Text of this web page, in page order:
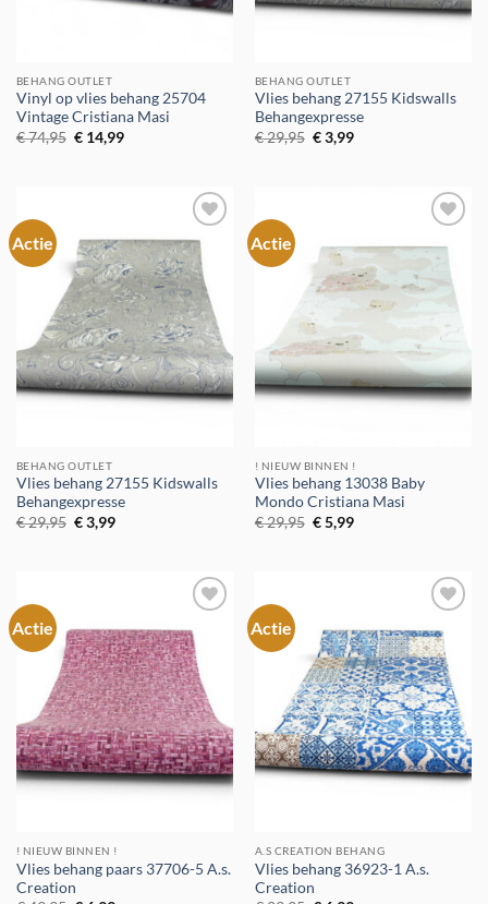
BEHANG OUTLET
Vinyl op vlies behang 25704
Vintage Cristiana Masi
€74,95 Oorspronkelijke
€14,99Huidige
BEHANG OUTLET
Vlies behang 27155 Kidswalls
Behangexpresse
€29,95 Oorspronkelijke
prijs
€3,99Huidige
Actie
Toevoegen
aan
verlanglijst
BEHANG OUTLET
Vlies behang 27155 Kidswalls
Behangexpresse
€29,95 Oorspronkelijke
prijs
€3,99Huidige
Actie
aan
verlanglijst
! NIEUW BINNEN !
Vlies behang 13038 Baby
Mondo Cristiana Masi
€29,95 Oorspronkelijke
prijs
€5,99Huidige
Actie
Toevoegen
aan
verlanglijst
! NIEUW BINNEN !
Vlies behang paars 37706-5 A.s.
Creation
Actie
aan
verlanglijst
A.S CREATION BEHANG
Vlies behang 36923-1 A.s.
Creation